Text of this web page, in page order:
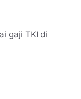
gaji TKI di